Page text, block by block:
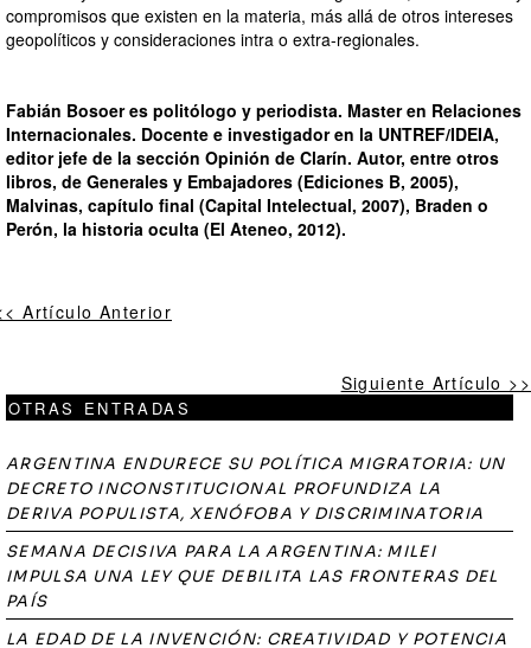
compromisos que existen en la materia, más allá de otros intereses
geopolíticos y consideraciones intra o extra-regionales.
Fabián Bosoer es politólogo y periodista. Master en Relaciones
Internacionales. Docente e investigador en la UNTREF/IDEIA,
editor jefe de la sección Opinión de Clarín. Autor, entre otros
libros, de Generales y Embajadores (Ediciones B, 2005),
Malvinas, capítulo final (Capital Intelectual, 2007), Braden o
Perón, la historia oculta (El Ateneo, 2012).
Artículo Anterior
Siguiente Artículo >>
OTRAS ENTRADAS
ARGENTINA ENDURECE SU POLÍTICA MIGRATORIA: UN
DECRETO INCONSTITUCIONAL PROFUNDIZA LA
DERIVA POPULISTA, XENÓFOBA Y DISCRIMINATORIA
SEMANA DECISIVA PARA LA ARGENTINA: MILEI
IMPULSA UNA LEY QUE DEBILITA LAS FRONTERAS DEL
PAÍS
LA EDAD DE LA INVENCIÓN: CREATIVIDAD Y POTENCIA